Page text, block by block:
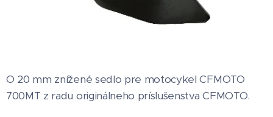
O 20 mm znížené sedlo pre motocykel CFMOTO
700MT z radu originálneho príslušenstva CFMOTO.